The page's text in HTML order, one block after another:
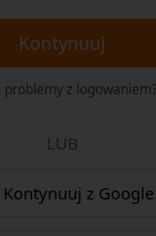
Kontynuuj
problemy z logowaniem?
LUB
Kontynuuj z Google